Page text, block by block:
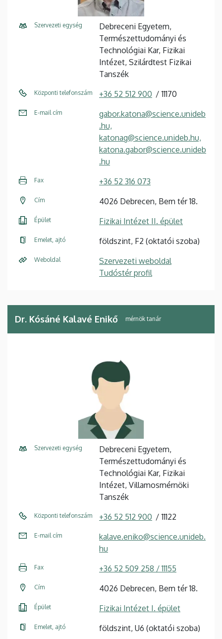
Szervezeti egység
Debreceni Egyetem,
Természettudományi és
Technológiai Kar, Fizikai
Intézet, Szilárdtest Fizikai
Tanszék
Központi telefonszám +36 52 512 900 11170
E-mail cím
gabor.katona@science.unideb
.hu,
katonag@science.unideb.hu,
katona.gabor@science.unideb
.hu
Fax +36 52 316 073
Cím 4026 Debrecen, Bem tér 18.
Épület Fizikai Intézet II. épület
Emelet, ajtó földszint, F2 (oktatói szoba)
Weboldal
Szervezeti weboldal
Tudóstér profil
Dr. Kósáné Kalavé Enikő mérnök tanár
Szervezeti egység
Debreceni Egyetem,
Természettudományi és
Technológiai Kar, Fizikai
Intézet, Villamosmérnöki
Tanszék
Központi telefonszám +36 52 512 900 11122
E-mail cím
kalave.eniko@science.unideb.
hu
Fax +36 52 509 258 / 11155
Cím 4026 Debrecen, Bem tér 18.
Épület Fizikai Intézet I. épület
Emelet, ajtó földszint, U6 (oktatói szoba)